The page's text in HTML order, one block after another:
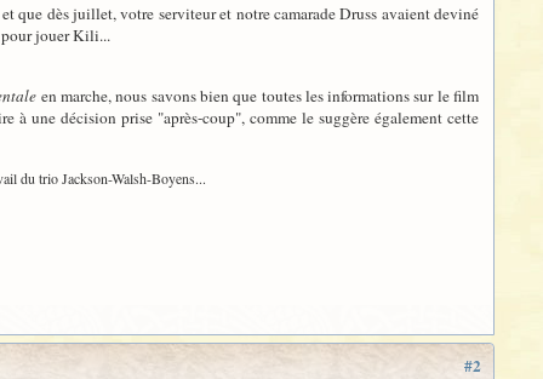
que dès juillet, votre serviteur et notre camarade Druss avaient deviné
pour jouer Kili...
en marche, nous savons bien que toutes les informations sur le film
à une décision prise "après-coup", comme le suggère également cette
du trio Jackson-Walsh-Boyens...
#2